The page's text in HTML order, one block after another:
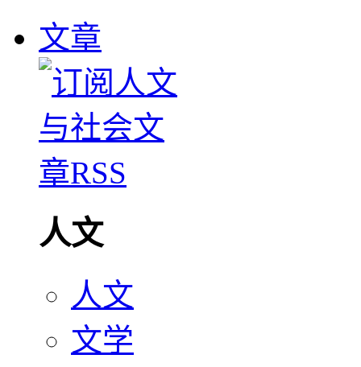
文章
人文
人文
文学